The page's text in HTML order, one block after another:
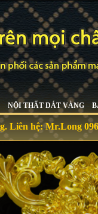
NỘI THẤT DÁT VÀNG
hệ:Mr.Long